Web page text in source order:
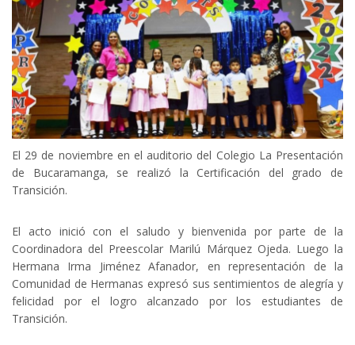
El 29 de noviembre en el auditorio del Colegio La Presentación
de Bucaramanga, se realizó la Certificación del grado de
Transición.
El acto inició con el saludo y bienvenida por parte de la
Coordinadora del Preescolar Marilú Márquez Ojeda. Luego la
Hermana Irma Jiménez Afanador, en representación de la
Comunidad de Hermanas expresó sus sentimientos de alegría y
felicidad por el logro alcanzado por los estudiantes de
Transición.